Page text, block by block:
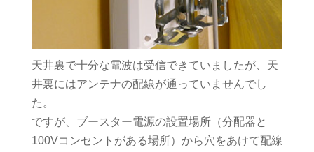
天井裏で十分な電波は受信できていましたが、天
井裏にはアンテナの配線が通っていませんでし
た。
ですが、ブースター電源の設置場所（分配器と
100Vコンセントがある場所）から穴をあけて配線